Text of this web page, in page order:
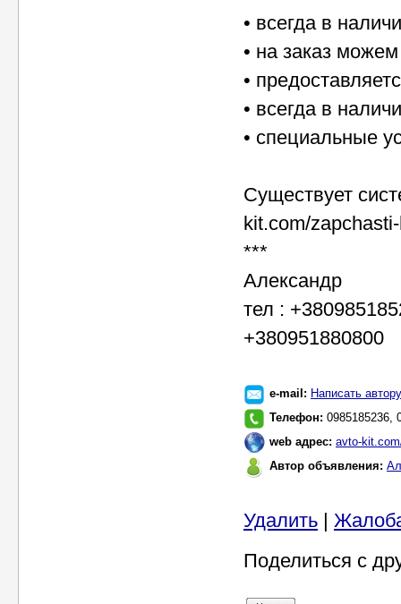
• всегда в
• на заказ
•
• всегда в
• специальные
Существует
kit.com/
***
Александр
тел :
+380951880800
e-mail: Написать автору
Телефон: 0985185236,
web адрес: avto-
Автор объявления:
Удалить |
Поделиться с